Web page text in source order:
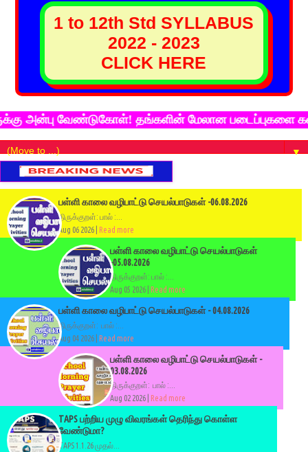
1 to 12th Std SYLLABUS
2022 - 2023
CLICK HERE
வேண்டுகோள்! தங்களின் மேலான படைப்புகளை
▼
பள்ளி காலை வழிபாட்டு செயல்பாடுகள் -06.08.2026
திருக்குறள்: பால் :...
Aug 06 2026 |
Read more
பள்ளி காலை வழிபாட்டு செயல்பாடுகள்
-05.08.2026
திருக்குறள்: பால் :...
Aug 05 2026 | Read more
பள்ளி காலை வழிபாட்டு செயல்பாடுகள் - 04.08.2026
திருக்குறள்: பால் :...
Aug 04 2026 | Read more
பள்ளி காலை வழிபாட்டு செயல்பாடுகள் -
03.08.2026
திருக்குறள்: பால் :...
Aug 02 2026 |
Read more
TAPS பற்றிய முழு விவரங்கள் தெரிந்து கொள்ள
வேண்டுமா?
TAPS 1.1.26 முதல்...